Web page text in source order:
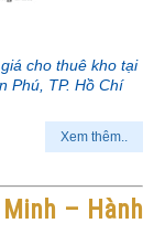
cho thuê kho tại
Phú, TP. Hồ Chí
Xem thêm..
– Hành